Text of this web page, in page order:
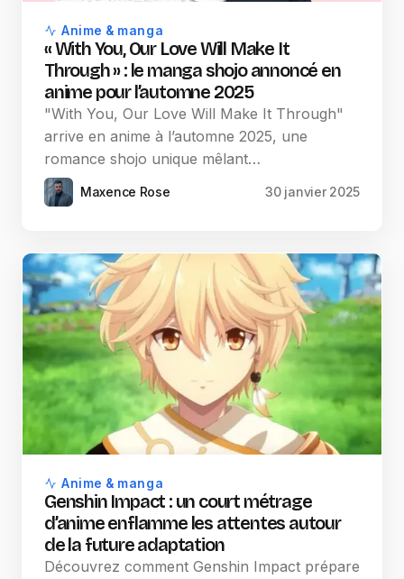
Anime & manga
« With You, Our Love Will Make It
Through » : le manga shojo annoncé en
anime pour l’automne 2025
"With You, Our Love Will Make It Through"
arrive en anime à l’automne 2025, une
romance shojo unique mêlant…
Maxence Rose 30 janvier 2025
Anime & manga
Genshin Impact : un court métrage
d’anime enflamme les attentes autour
de la future adaptation
Découvrez comment Genshin Impact prépare